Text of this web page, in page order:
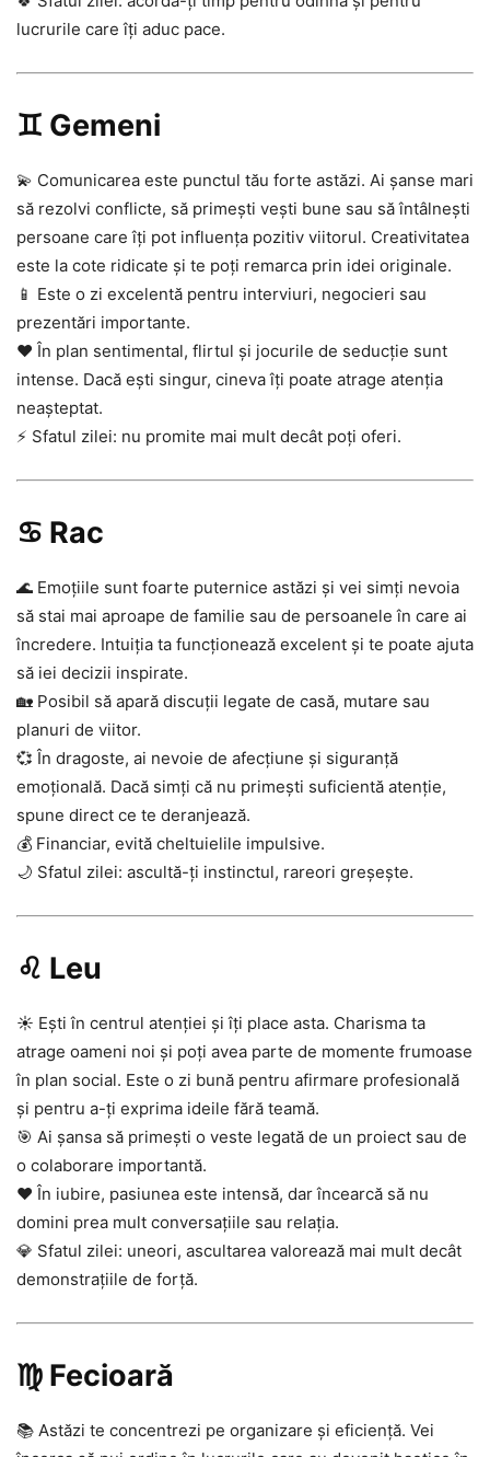
lucrurile care îți aduc pace.
♊ Gemeni
💫 Comunicarea este punctul tău forte astăzi. Ai șanse mari
să rezolvi conflicte, să primești vești bune sau să întâlnești
persoane care îți pot influența pozitiv viitorul. Creativitatea
este la cote ridicate și te poți remarca prin idei originale.
📱 Este o zi excelentă pentru interviuri, negocieri sau
prezentări importante.
❤️ În plan sentimental, flirtul și jocurile de seducție sunt
intense. Dacă ești singur, cineva îți poate atrage atenția
neașteptat.
⚡ Sfatul zilei: nu promite mai mult decât poți oferi.
♋ Rac
🌊 Emoțiile sunt foarte puternice astăzi și vei simți nevoia
să stai mai aproape de familie sau de persoanele în care ai
încredere. Intuiția ta funcționează excelent și te poate ajuta
să iei decizii inspirate.
🏡 Posibil să apară discuții legate de casă, mutare sau
planuri de viitor.
💞 În dragoste, ai nevoie de afecțiune și siguranță
emoțională. Dacă simți că nu primești suficientă atenție,
spune direct ce te deranjează.
💰 Financiar, evită cheltuielile impulsive.
🌙 Sfatul zilei: ascultă-ți instinctul, rareori greșește.
♌ Leu
☀️ Ești în centrul atenției și îți place asta. Charisma ta
atrage oameni noi și poți avea parte de momente frumoase
în plan social. Este o zi bună pentru afirmare profesională
și pentru a-ți exprima ideile fără teamă.
🎯 Ai șansa să primești o veste legată de un proiect sau de
o colaborare importantă.
❤️ În iubire, pasiunea este intensă, dar încearcă să nu
domini prea mult conversațiile sau relația.
💎 Sfatul zilei: uneori, ascultarea valorează mai mult decât
demonstrațiile de forță.
♍ Fecioară
📚 Astăzi te concentrezi pe organizare și eficiență. Vei